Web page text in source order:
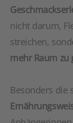
nicht darum,
streichen,
mehr Raum zu
Besonders die